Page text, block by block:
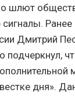
шлют
Ранее
Дмитрий
подчеркнул,
дня».